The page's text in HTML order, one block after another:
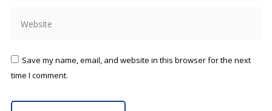
Save my name, email, and website in this browser for the next
time I comment.